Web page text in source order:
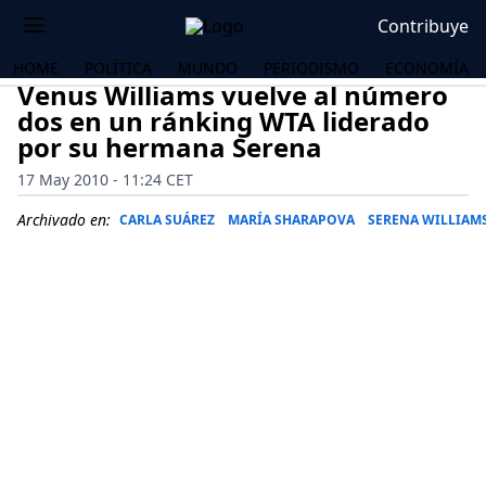
Contribuye
HOME POLÍTICA MUNDO PERIODISMO ECONOMÍA
Venus Williams vuelve al número
dos en un ránking WTA liderado
por su hermana Serena
17 May 2010 - 11:24 CET
Archivado en: CARLA SUÁREZ MARÍA SHARAPOVA SERENA